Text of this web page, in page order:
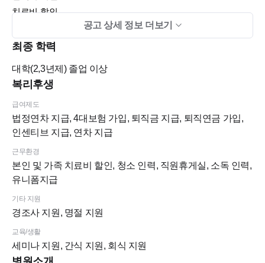
치료비 할인
커피머신(일리캡슐) 구비 -매일 아침 아아! 가능해요
유니폼, 근무화 지급 - 유니폼 병원에서 세탁
멸균/소독 담당해주시는소독실 매니저님 상주
연차, 월차 붙여서 사용 가능 (여행가기 좋아요)
보조자 스툴
테블릿 전자차트(아이프로) 사용
스캐너 사용
저년차 선생님 1:1 맨토,멘티로 체계적으로 배우실 수 있습니다
선생님들 년차가 다양해서 배우기 좋아요
지금 근무중인 선생님 중 두 분은 저희 치과로 실습 나
다
실습 후 입사할 만큼 편안한 분위기입니다😍
공고 상세 정보 더보기
최종 학력
대학(2,3년제)졸업 이상
복리후생
급여제도
법정연차 지급, 4대보험 가입, 퇴직금 지급, 퇴직연금 가입,
인센티브 지급, 연차 지급
근무환경
본인 및 가족 치료비 할인, 청소 인력, 직원휴게실, 소독 인력,
유니폼지급
기타 지원
경조사 지원, 명절 지원
교육/생활
세미나 지원, 간식 지원, 회식 지원